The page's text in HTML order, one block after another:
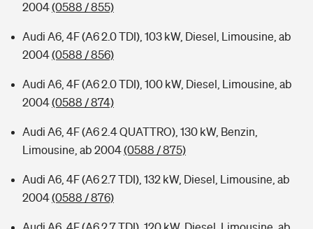
2004(0588 / 855)
Audi A6, 4F (A6 2.0 TDI), 103 kW, Diesel, Limousine, ab
2004(0588 / 856)
Audi A6, 4F (A6 2.0 TDI), 100 kW, Diesel, Limousine, ab
2004(0588 / 874)
Audi A6, 4F (A6 2.4 QUATTRO), 130 kW, Benzin,
Limousine, ab 2004(0588 / 875)
Audi A6, 4F (A6 2.7 TDI), 132 kW, Diesel, Limousine, ab
2004(0588 / 876)